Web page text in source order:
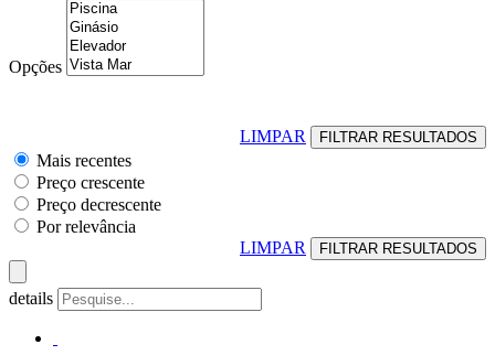
Opções
LIMPAR
Mais recentes
Preço crescente
Preço decrescente
Por relevância
LIMPAR
details